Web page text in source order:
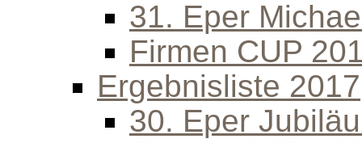
31. Eper
Firmen CUP
Ergebnisliste 2017
30. Eper